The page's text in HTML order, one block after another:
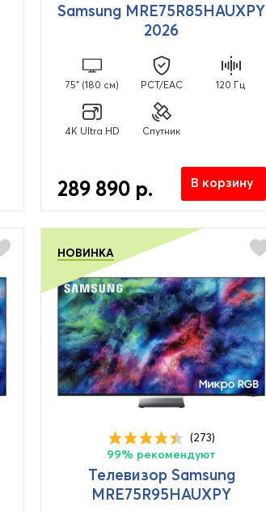
Samsung MRE75R85HAUXPY
2026
75" (180 см) PCT/EAC 120 Гц
4K Ultra HD Спутник
289 890 р. В корзину
НОВИНКА
(273)
99% рекомендуют
Телевизор Samsung
MRE75R95HAUXPY